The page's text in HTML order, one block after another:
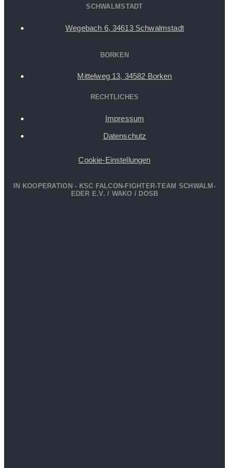
SCHWALMSTADT
Wegebach 6, 34613 Schwalmstadt
BORKEN
Mittelweg 13, 34582 Borken
RECHTLICHES
Impressum
Datenschutz
Cookie-Einstellungen
IN KOOPERATION - KSC FALCON-FIGHTER-TEAM SCHWALM-
EDER E.V. / WAKO / DOSB